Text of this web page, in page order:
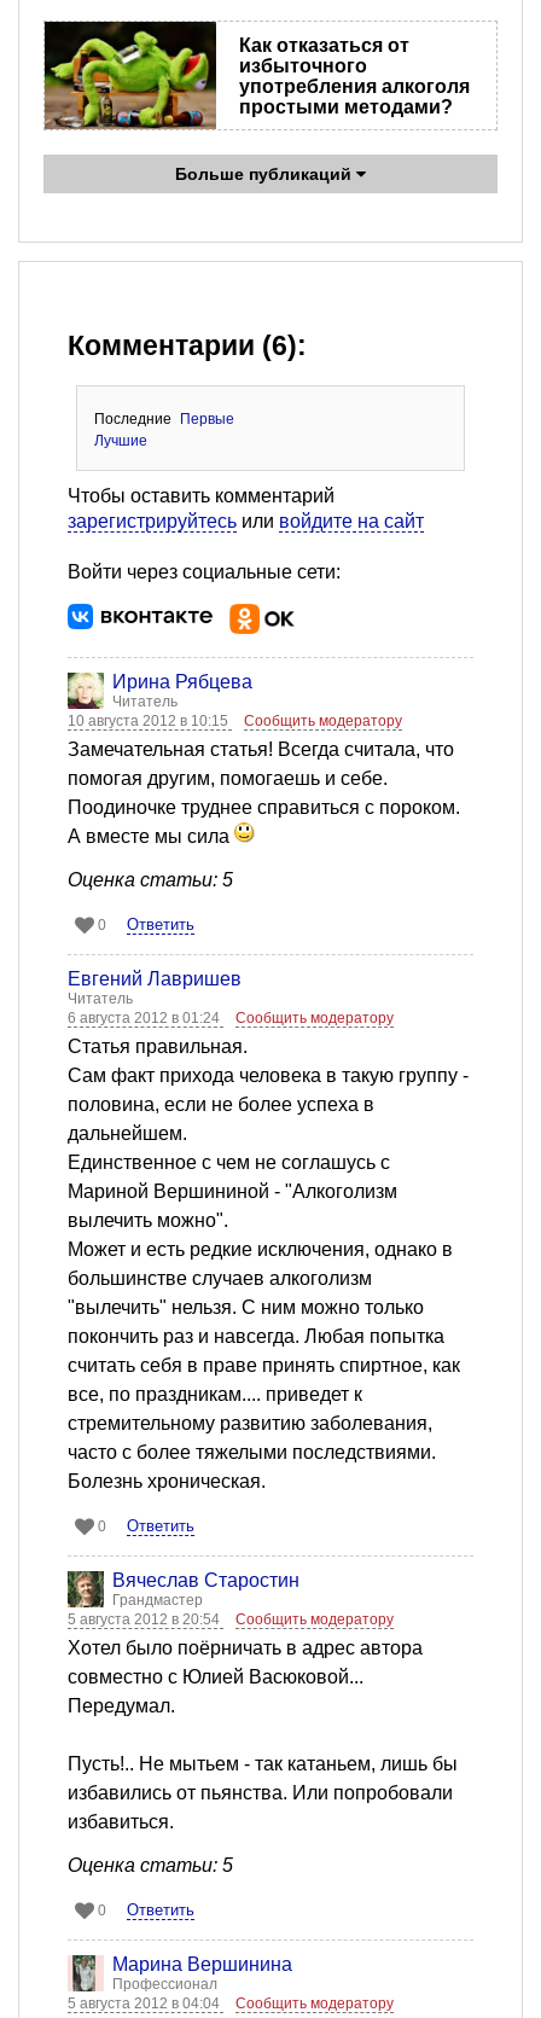
Как отказаться от
избыточного
употребления алкоголя
простыми методами?
Больше публикаций
Комментарии (6):
Последние
Первые
Лучшие
Чтобы оставить комментарий
зарегистрируйтесь или войдите на сайт
Войти через социальные сети:
Ирина Рябцева
Читатель
10 августа 2012 в 10:15
Сообщить модератору
Замечательная статья! Всегда считала, что
помогая другим, помогаешь и себе.
Поодиночке труднее справиться с пороком.
А вместе мы сила
Оценка статьи: 5
0 Ответить
Евгений Лавришев
Читатель
6 августа 2012 в 01:24
Сообщить модератору
Статья правильная.
Сам факт прихода человека в такую группу -
половина, если не более успеха в
дальнейшем.
Единственное с чем не соглашусь с
Мариной Вершининой - "Алкоголизм
вылечить можно".
Может и есть редкие исключения, однако в
большинстве случаев алкоголизм
"вылечить" нельзя. С ним можно только
покончить раз и навсегда. Любая попытка
считать себя в праве принять спиртное, как
все, по праздникам.... приведет к
стремительному развитию заболевания,
часто с более тяжелыми последствиями.
Болезнь хроническая.
0 Ответить
Вячеслав Старостин
Грандмастер
5 августа 2012 в 20:54
Сообщить модератору
Хотел было поёрничать в адрес автора
совместно с Юлией Васюковой...
Передумал.
Пусть!.. Не мытьем - так катаньем, лишь бы
избавились от пьянства. Или попробовали
избавиться.
Оценка статьи: 5
0 Ответить
Марина Вершинина
Профессионал
5 августа 2012 в 04:04
Сообщить модератору